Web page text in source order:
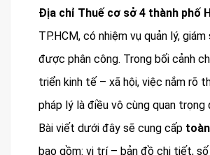
Địa chỉ Thuế cơ sở 4 thành phố
TP.HCM, có nhiệm vụ quản lý,
được phân công. Trong bối cảnh
triển kinh tế – xã hội, việc nắm rõ
pháp lý là điều vô cùng quan trọng
Bài viết dưới đây sẽ cung cấp
bao gồm: vị trí – bản đồ chi tiết,